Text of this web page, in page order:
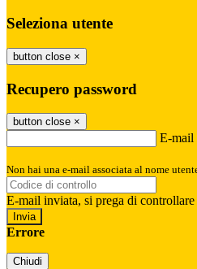
Seleziona utente
button close ×
Recupero password
button close ×
E-mail
Non hai una e-mail associata al nome
E-mail inviata, si prega di
Errore
Chiudi